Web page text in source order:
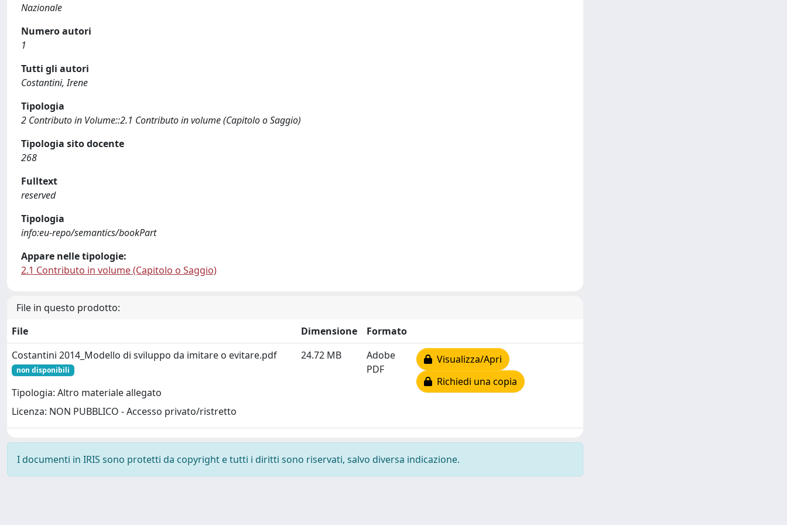
Nazionale
Numero autori
1
Tutti gli autori
Costantini, Irene
Tipologia
2 Contributo in Volume::2.1 Contributo in volume (Capitolo o Saggio)
Tipologia sito docente
268
Fulltext
reserved
Tipologia
info:eu-repo/semantics/bookPart
Appare nelle tipologie:
2.1 Contributo in volume (Capitolo o Saggio)
File in questo prodotto:
File
Dimensione
Formato
Costantini 2014_Modello di sviluppo da imitare o evitare.pdf
non disponibili
Tipologia: Altro materiale allegato
Licenza: NON PUBBLICO - Accesso privato/ristretto
24.72 MB
Adobe
PDF
Visualizza/Apri
Richiedi una copia
I documenti in IRIS sono protetti da copyright e tutti i diritti sono riservati, salvo diversa indicazione.